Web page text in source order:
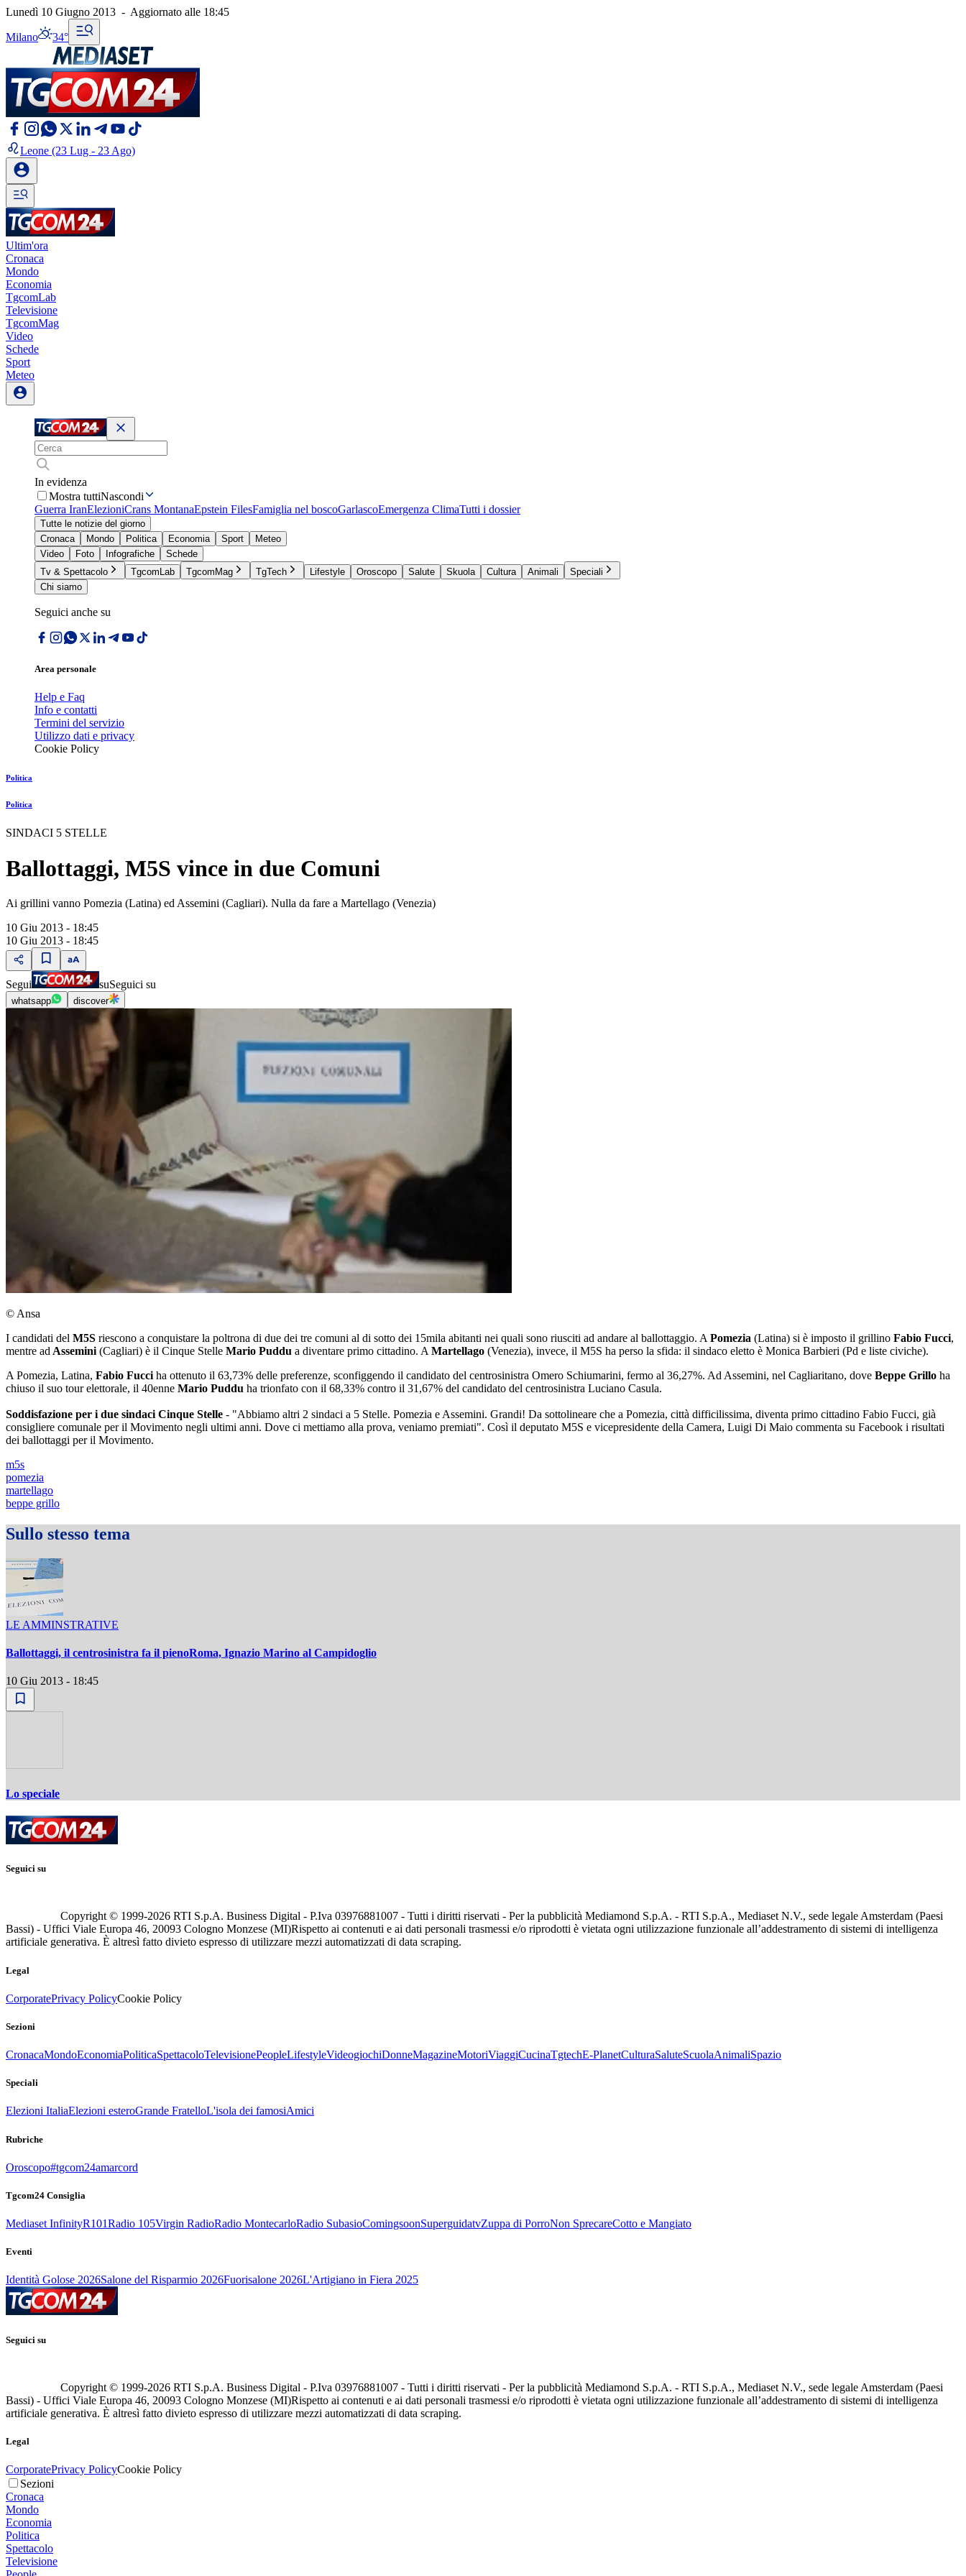
Lunedì 10 Giugno 2013 - Aggiornato alle 18:45
Milano 34°
Leone (23 Lug - 23 Ago)
Ultim'ora
Cronaca
Mondo
Economia
TgcomLab
Televisione
TgcomMag
Video
Schede
Sport
Meteo
In evidenza
Mostra tuttiNascondi
Guerra IranElezioniCrans MontanaEpstein FilesFamiglia nel boscoGarlascoEmergenza ClimaTutti i dossier
Tutte le notizie del giorno
Cronaca
Mondo Politica Economia Sport
Meteo
Video
Foto Infografiche
Schede
Tv & Spettacolo
TgcomLab TgcomMag TgTech Lifestyle Oroscopo Salute Skuola Cultura Animali
Speciali
Chi siamo
Seguici anche su
Area personale
Help e Faq
Info e contatti
Termini del servizio
Utilizzo dati e privacy
Cookie Policy
Politica
Politica
SINDACI 5 STELLE
Ballottaggi, M5S vince in due Comuni
Ai grillini vanno Pomezia (Latina) ed Assemini (Cagliari). Nulla da fare a Martellago (Venezia)
10 Giu 2013 - 18:45
10 Giu 2013 - 18:45
Segui suSeguici su
whatsapp discover
© Ansa
I candidati del M5S riescono a conquistare la poltrona di due dei tre comuni al di sotto dei 15mila abitanti nei quali sono riusciti ad andare al ballottaggio. A Pomezia (Latina) si è imposto il grillino Fabio Fucci,
mentre ad Assemini (Cagliari) è il Cinque Stelle Mario Puddu a diventare primo cittadino. A Martellago (Venezia), invece, il M5S ha perso la sfida: il sindaco eletto è Monica Barbieri (Pd e liste civiche).
A Pomezia, Latina, Fabio Fucci ha ottenuto il 63,73% delle preferenze, sconfiggendo il candidato del centrosinistra Omero Schiumarini, fermo al 36,27%. Ad Assemini, nel Cagliaritano, dove Beppe Grillo ha
chiuso il suo tour elettorale, il 40enne Mario Puddu ha trionfato con il 68,33% contro il 31,67% del candidato del centrosinistra Luciano Casula.
Soddisfazione per i due sindaci Cinque Stelle - "Abbiamo altri 2 sindaci a 5 Stelle. Pomezia e Assemini. Grandi! Da sottolineare che a Pomezia, città difficilissima, diventa primo cittadino Fabio Fucci, già
consigliere comunale per il Movimento negli ultimi anni. Dove ci mettiamo alla prova, veniamo premiati". Così il deputato M5S e vicepresidente della Camera, Luigi Di Maio commenta su Facebook i risultati
dei ballottaggi per il Movimento.
m5s
pomezia
martellago
beppe grillo
Sullo stesso tema
LE AMMINSTRATIVE
Ballottaggi, il centrosinistra fa il pienoRoma, Ignazio Marino al Campidoglio
10 Giu 2013 - 18:45
Lo speciale
Seguici su
Copyright © 1999-2026 RTI S.p.A. Business Digital - P.Iva 03976881007 - Tutti i diritti riservati - Per la pubblicità Mediamond S.p.A. - RTI S.p.A., Mediaset N.V., sede legale Amsterdam (Paesi
Bassi) - Uffici Viale Europa 46, 20093 Cologno Monzese (MI)Rispetto ai contenuti e ai dati personali trasmessi e/o riprodotti è vietata ogni utilizzazione funzionale all’addestramento di sistemi di intelligenza
artificiale generativa. È altresì fatto divieto espresso di utilizzare mezzi automatizzati di data scraping.
Legal
CorporatePrivacy PolicyCookie Policy
Sezioni
CronacaMondoEconomiaPoliticaSpettacoloTelevisionePeopleLifestyleVideogiochiDonneMagazineMotoriViaggiCucinaTgtechE-PlanetCulturaSaluteScuolaAnimaliSpazio
Speciali
Elezioni ItaliaElezioni esteroGrande FratelloL'isola dei famosiAmici
Rubriche
Oroscopo#tgcom24amarcord
Tgcom24 Consiglia
Mediaset InfinityR101Radio 105Virgin RadioRadio MontecarloRadio SubasioComingsoonSuperguidatvZuppa di PorroNon SprecareCotto e Mangiato
Eventi
Identità Golose 2026Salone del Risparmio 2026Fuorisalone 2026L'Artigiano in Fiera 2025
Seguici su
Copyright © 1999-2026 RTI S.p.A. Business Digital - P.Iva 03976881007 - Tutti i diritti riservati - Per la pubblicità Mediamond S.p.A. - RTI S.p.A., Mediaset N.V., sede legale Amsterdam (Paesi
Bassi) - Uffici Viale Europa 46, 20093 Cologno Monzese (MI)Rispetto ai contenuti e ai dati personali trasmessi e/o riprodotti è vietata ogni utilizzazione funzionale all’addestramento di sistemi di intelligenza
artificiale generativa. È altresì fatto divieto espresso di utilizzare mezzi automatizzati di data scraping.
Legal
CorporatePrivacy PolicyCookie Policy
Sezioni
Cronaca
Mondo
Economia
Politica
Spettacolo
Televisione